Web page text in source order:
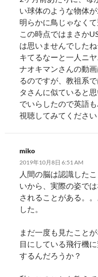
い球体のような物体
明らかに鳥じゃなくて
この時点ではまさか
は思いませんでした
キてるなーと一人ニヤ
ナオキマンさんの動
るのですが、教祖系
タさんに似ていると
でいらしたので英語
視聴してみてください
miko
2019年10月8日 6:51 AM
人間の脳は認識した
いから、実際の姿で
されることがある。
した。
まだ一度も見たこと
目にしている飛行機
するんだろうか？